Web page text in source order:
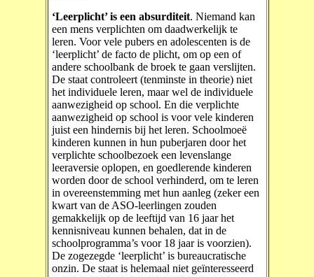
‘Leerplicht’ is een absurditeit. Niemand kan
een mens verplichten om daadwerkelijk te
leren. Voor vele pubers en adolescenten is de
‘leerplicht’ de facto de plicht, om op een of
andere schoolbank de broek te gaan verslijten.
De staat controleert (tenminste in theorie) niet
het individuele leren, maar wel de individuele
aanwezigheid op school. En die verplichte
aanwezigheid op school is voor vele kinderen
juist een hindernis bij het leren. Schoolmoeë
kinderen kunnen in hun puberjaren door het
verplichte schoolbezoek een levenslange
leeraversie oplopen, en goedlerende kinderen
worden door de school verhinderd, om te leren
in overeenstemming met hun aanleg (zeker een
kwart van de ASO-leerlingen zouden
gemakkelijk op de leeftijd van 16 jaar het
kennisniveau kunnen behalen, dat in de
schoolprogramma’s voor 18 jaar is voorzien).
De zogezegde ‘leerplicht’ is bureaucratische
onzin. De staat is helemaal niet geïnteresseerd